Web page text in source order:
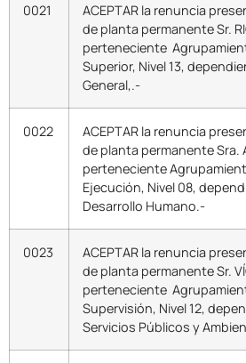
0021
ACEPTAR la renuncia
de planta permanente Sr.
perteneciente
Superior, Nivel 13,
General,.-
0022
ACEPTAR la renuncia
de planta permanente Sra.
perteneciente
Ejecución, Nivel 08,
Desarrollo Humano.-
0023
ACEPTAR la renuncia
de planta permanente Sr.
perteneciente
Supervisión, Nivel 12,
Servicios Públicos y